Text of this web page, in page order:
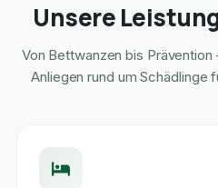
Unsere
Von Bettwanzen bis
Anliegen rund um Schädlinge